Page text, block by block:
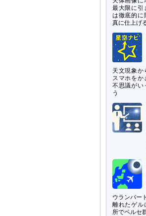
最大限に引
は徹底的に
真に仕上げ
天文現象か
スマホをか
不思議がい
う
ウランバー
離れたゲル
所でペルセ